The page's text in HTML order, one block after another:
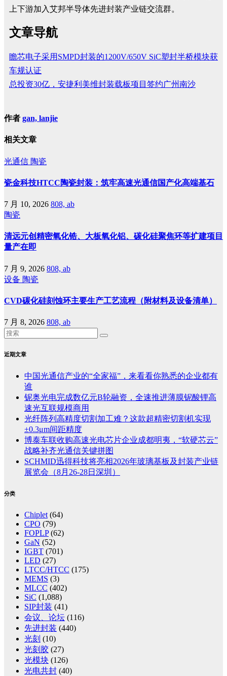
上下游加入艾邦半导体先进封装产业链交流群。
文章导航
瞻芯电子采用SMPD封装的1200V/650V SiC塑封半桥模块获
车规认证
总投资30亿，安捷利美维封装载板项目签约广州南沙
作者 gan, lanjie
相关文章
光通信 陶瓷
瓷金科技HTCC陶瓷封装：筑牢高速光通信国产化高端基石
7 月 10, 2026 808, ab
陶瓷
清远元创精密氧化锆、大板氧化铝、碳化硅聚焦环等扩建项目
量产在即
7 月 9, 2026 808, ab
设备 陶瓷
CVD碳化硅刻蚀环主要生产工艺流程（附材料及设备清单）
7 月 8, 2026 808, ab
近期文章
中国光通信产业的“全家福”，来看看你熟悉的企业都有
谁
铌奥光电完成数亿元B轮融资，全速推进薄膜铌酸锂高
速光互联规模商用
光纤阵列高精度切割加工难？这款超精密切割机实现
±0.3μm间距精度
博泰车联收购高速光电芯片企业成都明夷，“软硬芯云”
战略补齐光通信关键拼图
SCHMID迅得科技将亮相2026年玻璃基板及封装产业链
展览会（8月26-28日深圳）
分类
Chiplet (64)
CPO (79)
FOPLP(62)
GaN (52)
IGBT (701)
LED (27)
LTCC/HTCC (175)
MEMS (3)
MLCC (402)
SiC (1,088)
SIP封装 (41)
会议、论坛 (116)
先进封装 (440)
光刻 (10)
光刻胶 (27)
光模块 (126)
光电共封 (40)